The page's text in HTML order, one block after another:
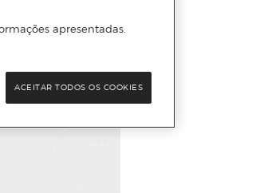
apresentadas.
ACEITAR TODOS OS COOKIES